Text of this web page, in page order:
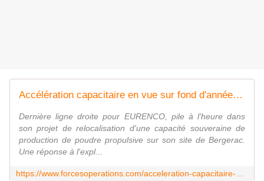
Accélération capacitaire en vue sur fond d'année record pour EURENCO - FOB - Forces Operations Blog
Dernière ligne droite pour EURENCO, pile à l'heure dans
son projet de relocalisation d'une capacité souveraine de
production de poudre propulsive sur son site de Bergerac.
Une réponse à l'expl...